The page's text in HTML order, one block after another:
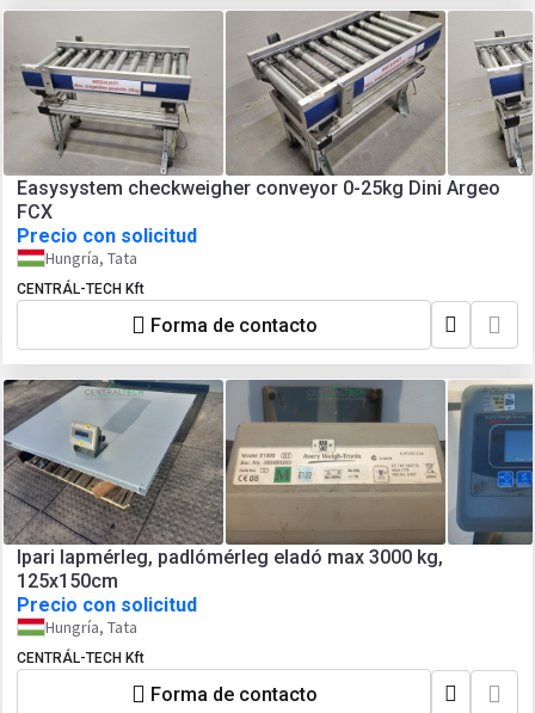
Easysystem checkweigher conveyor 0-25kg Dini Argeo
FCX
Precio con solicitud
Hungría, Tata
CENTRÁL-TECH Kft
Forma de contacto
Ipari lapmérleg, padlómérleg eladó max 3000 kg,
125x150cm
Precio con solicitud
Hungría, Tata
CENTRÁL-TECH Kft
Forma de contacto